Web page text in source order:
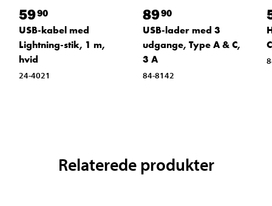
5990
USB-kabel med
Lightning-stik, 1 m,
hvid
24-4021
8990
USB-lader med 3
udgange, Type A & C,
3 A
84-8142
Relaterede produkter